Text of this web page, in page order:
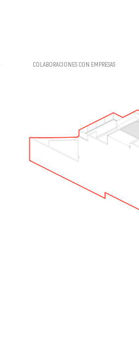
COLABORACIONES CON EMPRESAS